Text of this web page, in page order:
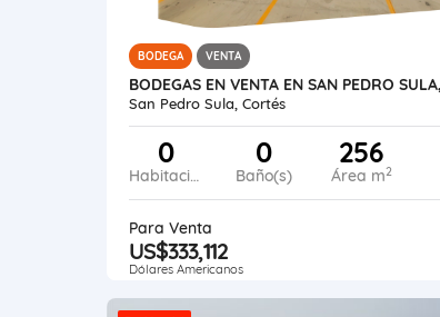
BODEGA VENTA
San Pedro Sula, Cortés
0
Habitaciones
0
Baño(s)
256
Área m2
Para Venta
US$333,112
Dólares Americanos